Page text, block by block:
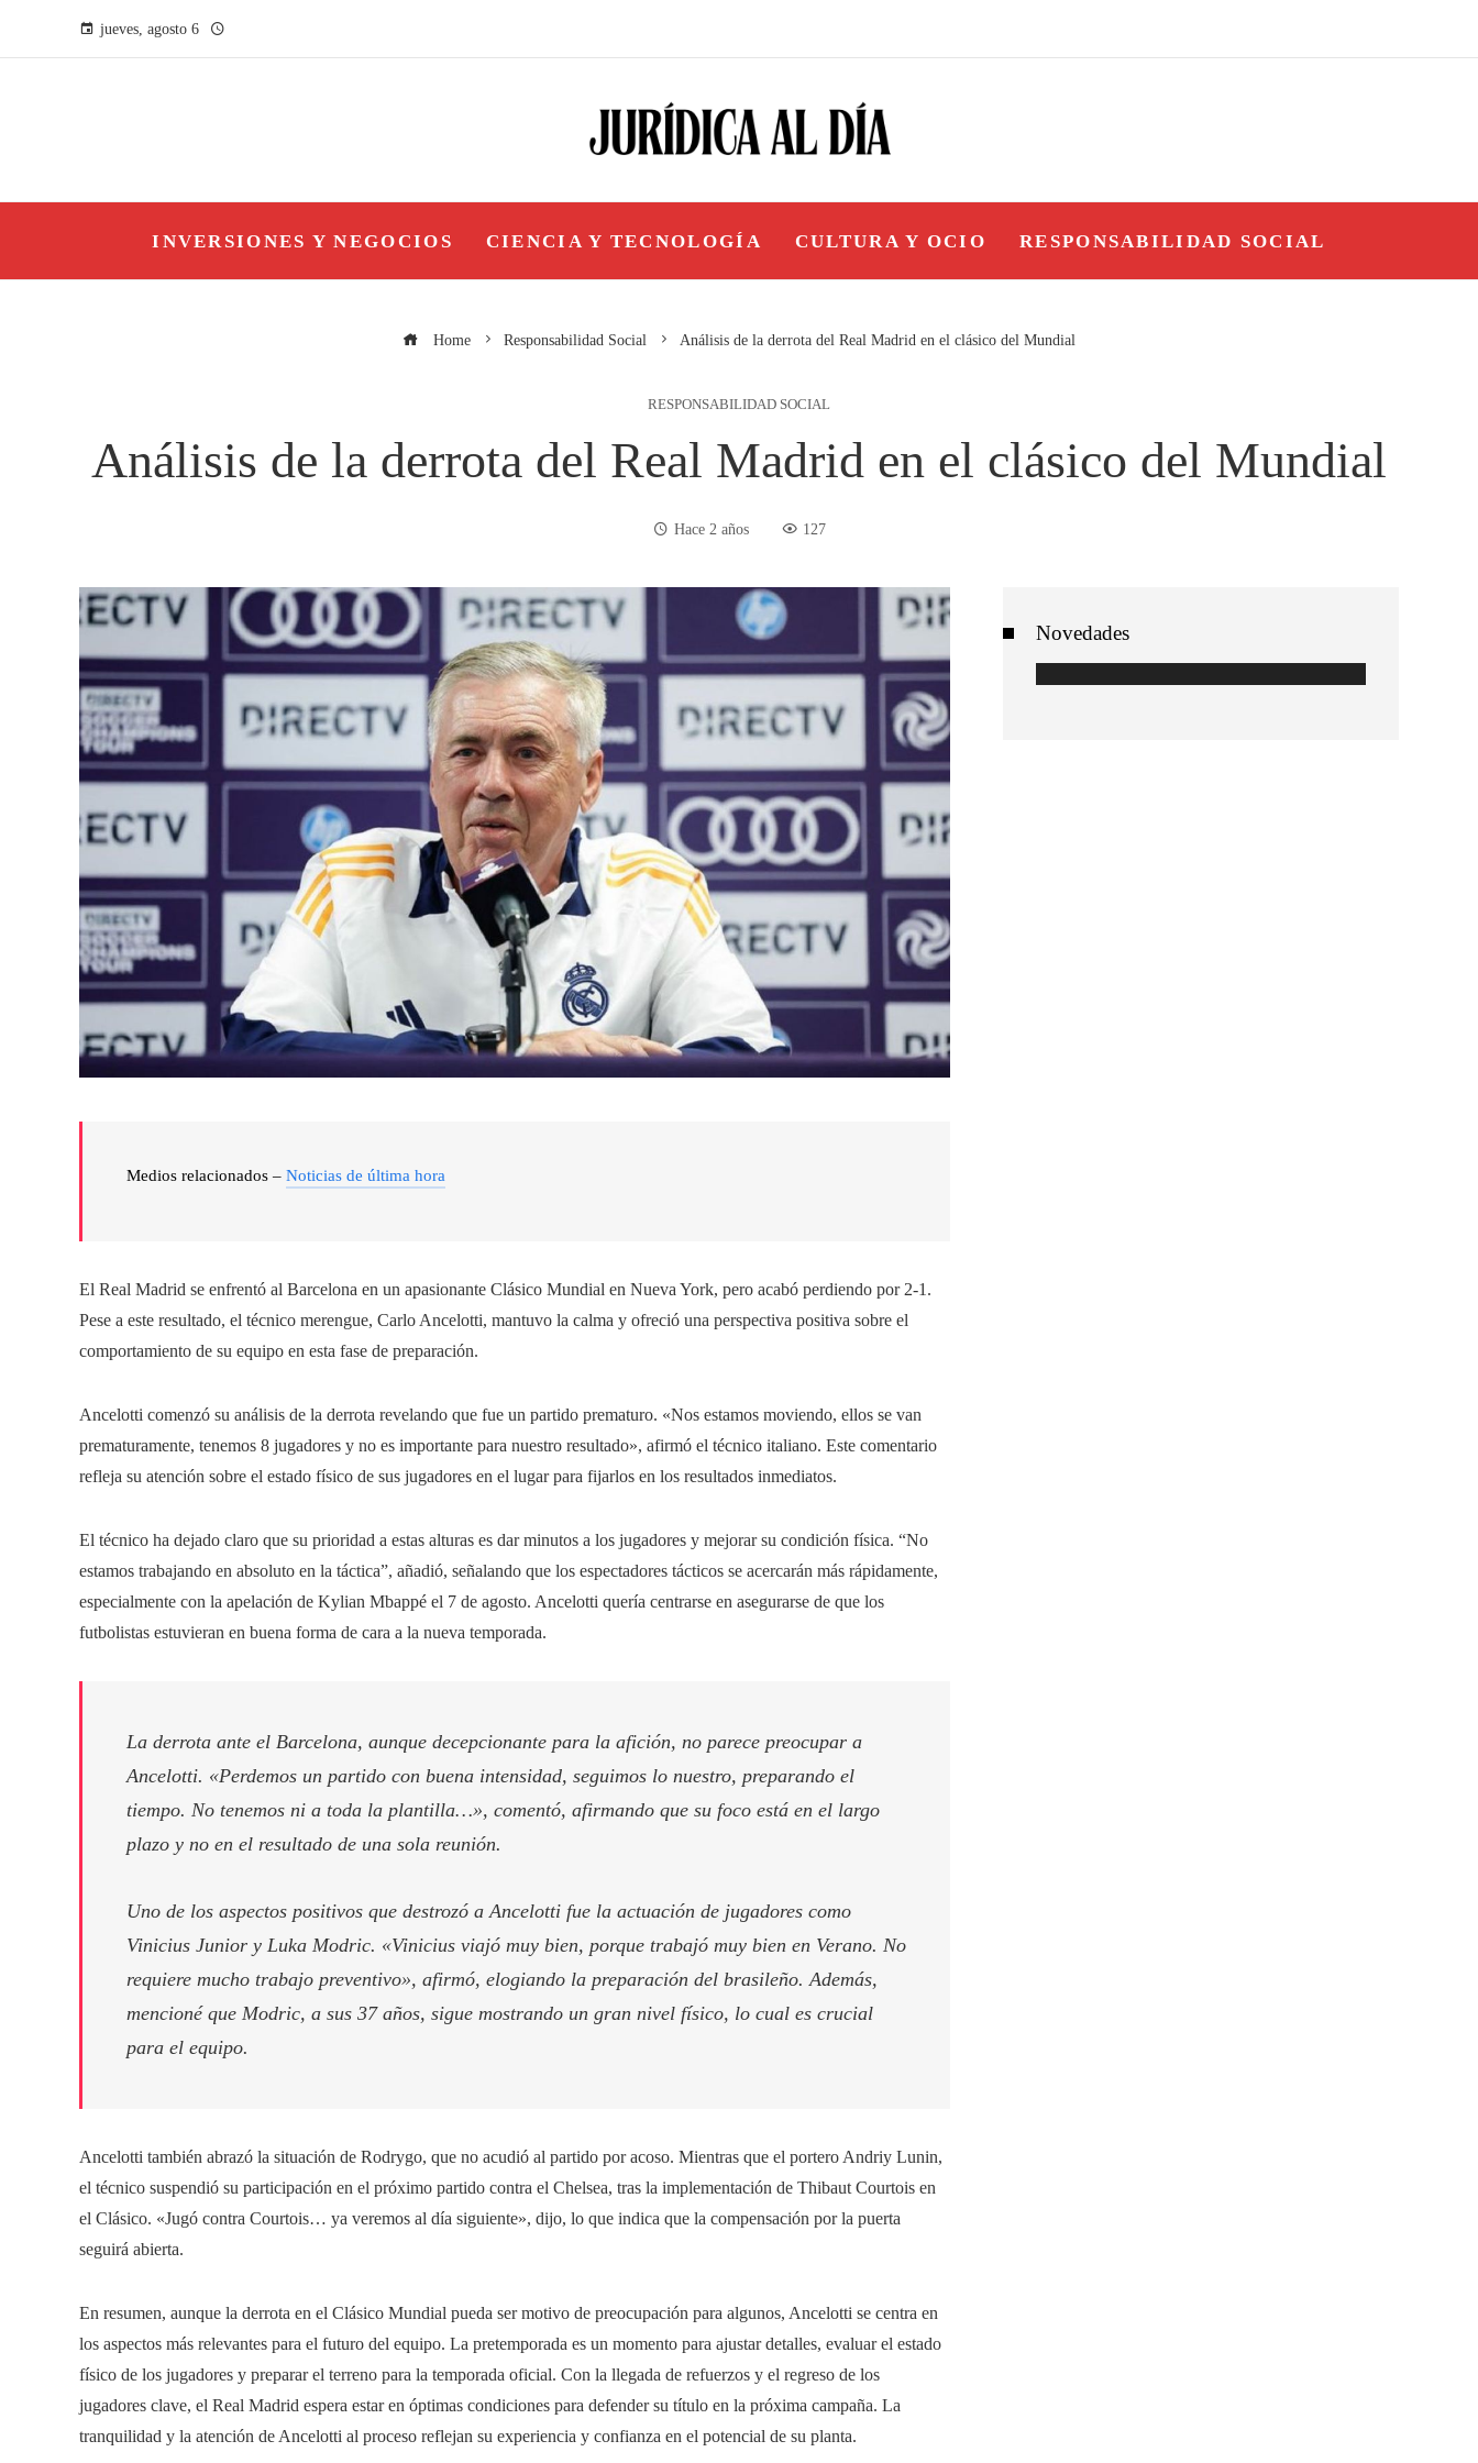
jueves, agosto 6
INVERSIONES Y NEGOCIOS CIENCIA Y TECNOLOGÍA CULTURA Y OCIO RESPONSABILIDAD SOCIAL
Home Responsabilidad Social Análisis de la derrota del Real Madrid en el clásico del Mundial
RESPONSABILIDAD SOCIAL
Análisis de la derrota del Real Madrid en el clásico del Mundial
Hace 2 años 127
Medios relacionados – Noticias de última hora
El Real Madrid se enfrentó al Barcelona en un apasionante Clásico Mundial en Nueva York, pero acabó perdiendo por 2-1.
Pese a este resultado, el técnico merengue, Carlo Ancelotti, mantuvo la calma y ofreció una perspectiva positiva sobre el
comportamiento de su equipo en esta fase de preparación.
Ancelotti comenzó su análisis de la derrota revelando que fue un partido prematuro. «Nos estamos moviendo, ellos se van
prematuramente, tenemos 8 jugadores y no es importante para nuestro resultado», afirmó el técnico italiano. Este comentario
refleja su atención sobre el estado físico de sus jugadores en el lugar para fijarlos en los resultados inmediatos.
El técnico ha dejado claro que su prioridad a estas alturas es dar minutos a los jugadores y mejorar su condición física. “No
estamos trabajando en absoluto en la táctica”, añadió, señalando que los espectadores tácticos se acercarán más rápidamente,
especialmente con la apelación de Kylian Mbappé el 7 de agosto. Ancelotti quería centrarse en asegurarse de que los
futbolistas estuvieran en buena forma de cara a la nueva temporada.
La derrota ante el Barcelona, ​​aunque decepcionante para la afición, no parece preocupar a
Ancelotti. «Perdemos un partido con buena intensidad, seguimos lo nuestro, preparando el
tiempo. No tenemos ni a toda la plantilla…», comentó, afirmando que su foco está en el largo
plazo y no en el resultado de una sola reunión.
Uno de los aspectos positivos que destrozó a Ancelotti fue la actuación de jugadores como
Vinicius Junior y Luka Modric. «Vinicius viajó muy bien, porque trabajó muy bien en Verano. No
requiere mucho trabajo preventivo», afirmó, elogiando la preparación del brasileño. Además,
mencioné que Modric, a sus 37 años, sigue mostrando un gran nivel físico, lo cual es crucial
para el equipo.
Ancelotti también abrazó la situación de Rodrygo, que no acudió al partido por acoso. Mientras que el portero Andriy Lunin,
el técnico suspendió su participación en el próximo partido contra el Chelsea, tras la implementación de Thibaut Courtois en
el Clásico. «Jugó contra Courtois… ya veremos al día siguiente», dijo, lo que indica que la compensación por la puerta
seguirá abierta.
En resumen, aunque la derrota en el Clásico Mundial pueda ser motivo de preocupación para algunos, Ancelotti se centra en
los aspectos más relevantes para el futuro del equipo. La pretemporada es un momento para ajustar detalles, evaluar el estado
físico de los jugadores y preparar el terreno para la temporada oficial. Con la llegada de refuerzos y el regreso de los
jugadores clave, el Real Madrid espera estar en óptimas condiciones para defender su título en la próxima campaña. La
tranquilidad y la atención de Ancelotti al proceso reflejan su experiencia y confianza en el potencial de su planta.
Novedades